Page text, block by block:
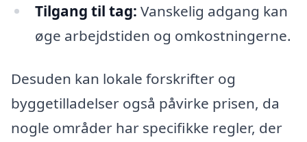
Tilgang til tag: Vanskelig adgang kan
øge arbejdstiden og omkostningerne.
Desuden kan lokale forskrifter og
byggetilladelser også påvirke prisen, da
nogle områder har specifikke regler, der